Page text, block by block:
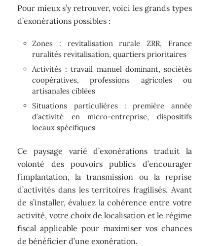
Pour mieux s’y retrouver, voici les grands types
d’exonérations possibles :
Zones : revitalisation rurale ZRR, France
ruralités revitalisation, quartiers prioritaires
Activités : travail manuel dominant, sociétés
coopératives, professions agricoles ou
artisanales ciblées
Situations particulières : première année
d’activité en micro-entreprise, dispositifs
locaux spécifiques
Ce paysage varié d’exonérations traduit la
volonté des pouvoirs publics d’encourager
l’implantation, la transmission ou la reprise
d’activités dans les territoires fragilisés. Avant
de s’installer, évaluez la cohérence entre votre
activité, votre choix de localisation et le régime
fiscal applicable pour maximiser vos chances
de bénéficier d’une exonération.